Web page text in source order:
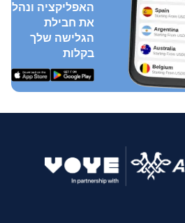
האפליקציה ונהל
את חבילת
הגלישה שלך
בקלות